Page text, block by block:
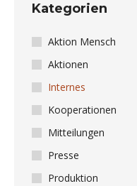
Kategorien
Aktion Mensch
Aktionen
Internes
Kooperationen
Mitteilungen
Presse
Produktion